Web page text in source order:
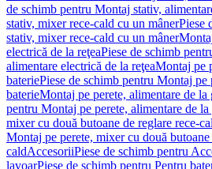
de schimb pentru Montaj stativ,
stativ, mixer rece-cald cu un mânerPiese
stativ, mixer rece-cald cu un mâner
electrică de la reţeaPiese de schimb
alimentare electrică de la reţeaMontaj pe
bateriePiese de schimb pentru Montaj pe
baterieMontaj pe perete, alimentare de la
pentru Montaj pe perete, alimentare de la
mixer cu două butoane de reglare rece-
Montaj pe perete, mixer cu două butoane
caldAccesoriiPiese de schimb pentru
lavoarPiese de schimb pentru Pentru